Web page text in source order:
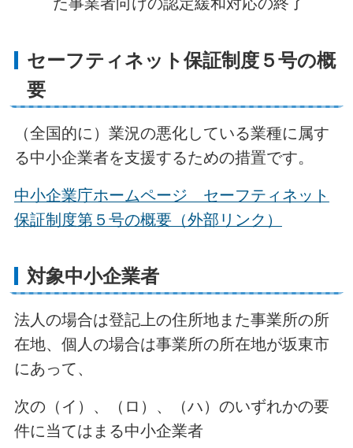
た事業者向けの認定緩和対応の終了
セーフティネット保証制度５号の概
要
（全国的に）業況の悪化している業種に属す
る中小企業者を支援するための措置です。
中小企業庁ホームページ セーフティネット
保証制度第５号の概要（外部リンク）
対象中小企業者
法人の場合は登記上の住所地また事業所の所
在地、個人の場合は事業所の所在地が坂東市
にあって、
次の（イ）、（ロ）、（ハ）のいずれかの要
件に当てはまる中小企業者